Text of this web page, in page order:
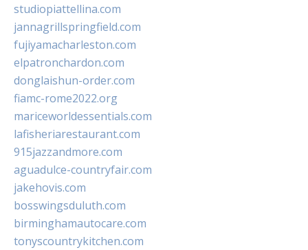
studiopiattellina.com
jannagrillspringfield.com
fujiyamacharleston.com
elpatronchardon.com
donglaishun-order.com
fiamc-rome2022.org
mariceworldessentials.com
lafisheriarestaurant.com
915jazzandmore.com
aguadulce-countryfair.com
jakehovis.com
bosswingsduluth.com
birminghamautocare.com
tonyscountrykitchen.com